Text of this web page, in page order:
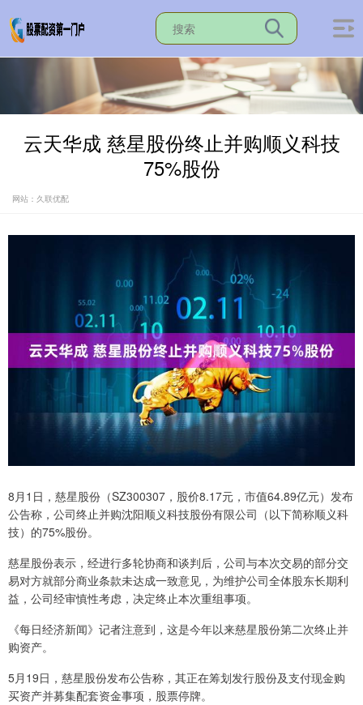
云天华成 慈星股份终止并购顺义科技
75%股份
网站：久联优配
8月1日，慈星股份（SZ300307，股价8.17元，市值64.89亿元）发布
公告称，公司终止并购沈阳顺义科技股份有限公司（以下简称顺义科
技）的75%股份。
慈星股份表示，经进行多轮协商和谈判后，公司与本次交易的部分交
易对方就部分商业条款未达成一致意见，为维护公司全体股东长期利
益，公司经审慎性考虑，决定终止本次重组事项。
《每日经济新闻》记者注意到，这是今年以来慈星股份第二次终止并
购资产。
5月19日，慈星股份发布公告称，其正在筹划发行股份及支付现金购
买资产并募集配套资金事项，股票停牌。